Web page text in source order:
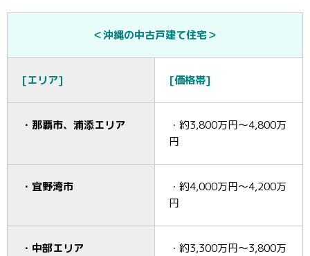
＜沖縄の中古戸建て住宅＞
[エリア] [価格帯]
・那覇市、浦添エリア
・約3,800万円～4,800万
円
・宜野湾市
・約4,000万円～4,200万
円
・中部エリア
・約3,300万円～3,800万